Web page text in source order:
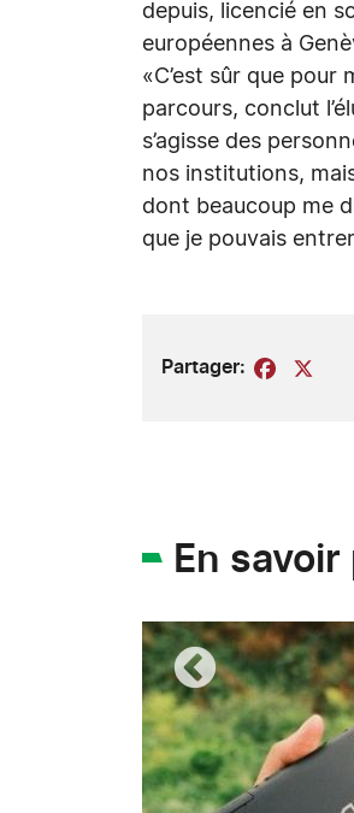
depuis, licencié en
européennes à
«C’est sûr que pour
parcours, conclut
s’agisse des
nos institutions,
dont beaucoup me
que je pouvais
Partager:
En savoir